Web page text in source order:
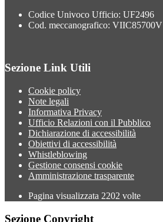
Codice Univoco Ufficio: UF2496
Cod. meccanografico: VIIC85700V
Sezione Link Utili
Cookie policy
Note legali
Informativa Privacy
Ufficio Relazioni con il Pubblico
Dichiarazione di accessibilità
Obiettivi di accessibilità
Whistleblowing
Gestione consensi cookie
Amministrazione trasparente
Pagina visualizzata 2202 volte
Sezione Copyright